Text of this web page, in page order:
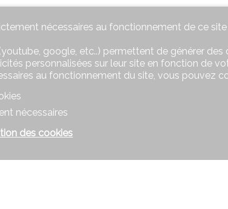
nécessaires au fonctionnement de ce
google, etc..) permettent de générer
personnalisées sur leur site en fonction de
au fonctionnement du site, vous pouvez
nécessaires
des cookies